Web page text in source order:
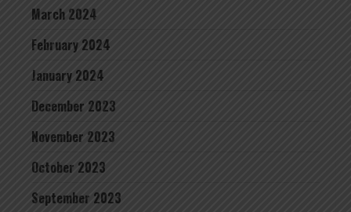
March 2024
February 2024
January 2024
December 2023
November 2023
October 2023
September 2023